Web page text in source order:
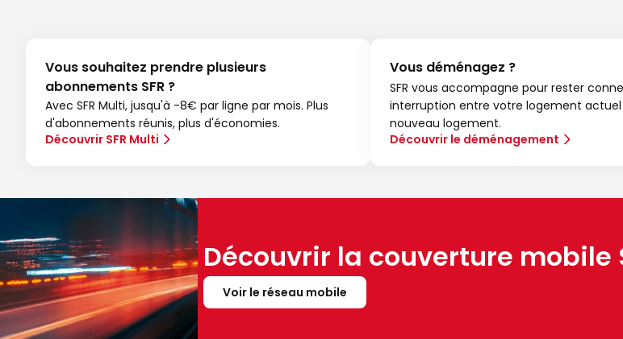
Vous souhaitez prendre plusieurs
abonnements SFR ?
Avec SFR Multi, jusqu'à -8€ par ligne par mois. Plus
d'abonnements réunis, plus d'économies.
Découvrir SFR Multi
Vous déménagez ?
SFR vous accompagne pour rester
interruption entre votre logement
nouveau logement.
Découvrir le déménagement
Découvrir la couverture mobile
Voir le réseau mobile